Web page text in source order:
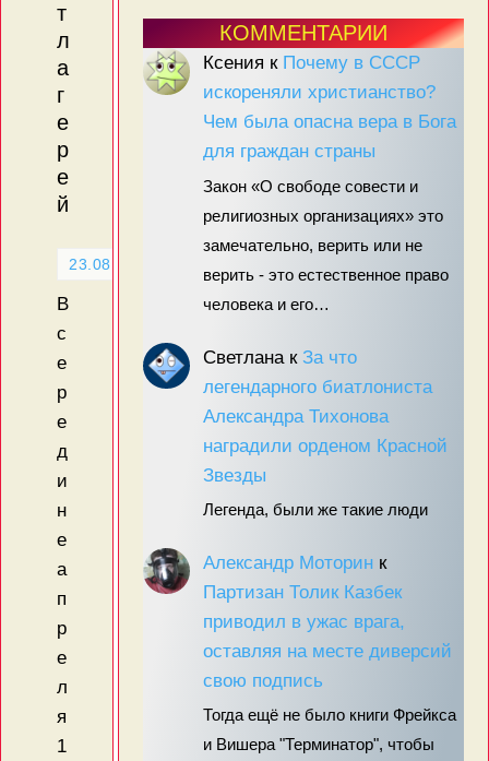
т
л
а
г
е
р
е
й
23.08.2025
В
с
е
р
е
д
и
н
е
а
п
р
е
л
я
1
КОММЕНТАРИИ
Ксения к Почему в СССР
искореняли христианство?
Чем была опасна вера в Бога
для граждан страны
Закон «О свободе совести и
религиозных организациях» это
замечательно, верить или не
верить - это естественное право
человека и его…
Светлана кЗа что
легендарного биатлониста
Александра Тихонова
наградили орденом Красной
Звезды
Легенда, были же такие люди
Александр Моторин к
Партизан Толик Казбек
приводил в ужас врага,
оставляя на месте диверсий
свою подпись
Тогда ещё не было книги Фрейкса
и Вишера "Терминатор", чтобы